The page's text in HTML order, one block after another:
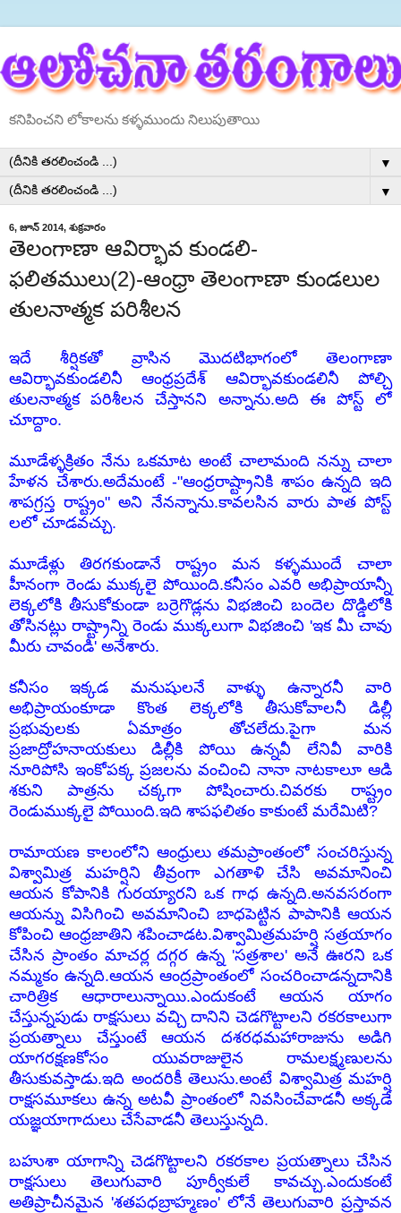
కనిపించని లోకాలను కళ్ళముందు నిలుపుతాయి
▼
▼
6, జూన్ 2014, శుక్రవారం
తెలంగాణా ఆవిర్భావ కుండలి-
ఫలితములు(2)-ఆంధ్రా తెలంగాణా కుండలుల
తులనాత్మక పరిశీలన
ఇదే శీర్షికతో వ్రాసిన మొదటిభాగంలో తెలంగాణా
ఆవిర్భావకుండలినీ ఆంధ్రప్రదేశ్ ఆవిర్భావకుండలినీ పోల్చి
తులనాత్మక పరిశీలన చేస్తానని అన్నాను.అది ఈ పోస్ట్ లో
చూద్దాం.
మూడేళ్ళక్రితం నేను ఒకమాట అంటే చాలామంది నన్ను చాలా
హేళన చేశారు.అదేమంటే -"ఆంధ్రరాష్ట్రానికి శాపం ఉన్నది ఇది
శాపగ్రస్త రాష్ట్రం" అని నేనన్నాను.కావలసిన వారు పాత పోస్ట్
లలో చూడవచ్చు.
మూడేళ్లు తిరగకుండానే రాష్ట్రం మన కళ్ళముందే చాలా
హీనంగా రెండు ముక్కలై పోయింది.కనీసం ఎవరి అభిప్రాయాన్నీ
లెక్కలోకి తీసుకోకుండా బర్రెగొడ్లను విభజించి బందెల దొడ్డిలోకి
తోసినట్లు రాష్ట్రాన్ని రెండు ముక్కలుగా విభజించి 'ఇక మీ చావు
మీరు చావండి' అనేశారు.
కనీసం ఇక్కడ మనుషులనే వాళ్ళు ఉన్నారనీ వారి
అభిప్రాయంకూడా కొంత లెక్కలోకి తీసుకోవాలనీ డిల్లీ
ప్రభువులకు ఏమాత్రం తోచలేదు.పైగా మన
ప్రజాద్రోహనాయకులు డిల్లీకి పోయి ఉన్నవీ లేనివీ వారికి
నూరిపోసి ఇంకోపక్క ప్రజలను వంచించి నానా నాటకాలూ ఆడి
శకుని పాత్రను చక్కగా పోషించారు.చివరకు రాష్ట్రం
రెండుముక్కలై పోయింది.ఇది శాపఫలితం కాకుంటే మరేమిటి?
రామాయణ కాలంలోని ఆంధ్రులు తమప్రాంతంలో సంచరిస్తున్న
విశ్వామిత్ర మహర్షిని తీవ్రంగా ఎగతాళి చేసి అవమానించి
ఆయన కోపానికి గురయ్యారని ఒక గాధ ఉన్నది.అనవసరంగా
ఆయన్ను విసిగించి అవమానించి బాధపెట్టిన పాపానికి ఆయన
కోపించి ఆంధ్రజాతిని శపించాడట.విశ్వామిత్రమహర్షి సత్రయాగం
చేసిన ప్రాంతం మాచర్ల దగ్గర ఉన్న 'సత్రశాల' అనే ఊరని ఒక
నమ్మకం ఉన్నది.ఆయన ఆంద్రప్రాంతంలో సంచరించాడన్నదానికి
చారిత్రిక ఆధారాలున్నాయి.ఎందుకంటే ఆయన యాగం
చేస్తున్నపుడు రాక్షసులు వచ్చి దానిని చెడగొట్టాలని రకరకాలుగా
ప్రయత్నాలు చేస్తుంటే ఆయన దశరధమహారాజును అడిగి
యాగరక్షణకోసం యువరాజులైన రామలక్ష్మణులను
తీసుకువస్తాడు.ఇది అందరికీ తెలుసు.అంటే విశ్వామిత్ర మహర్షి
రాక్షసమూకలు ఉన్న అటవీ ప్రాంతంలో నివసించేవాడనీ అక్కడే
యజ్ఞయాగాదులు చేసేవాడనీ తెలుస్తున్నది.
బహుశా యాగాన్ని చెడగొట్టాలని రకరకాల ప్రయత్నాలు చేసిన
రాక్షసులు తెలుగువారి పూర్వీకులే కావచ్చు.ఎందుకంటే
అతిప్రాచీనమైన 'శతపధబ్రాహ్మణం' లోనే తెలుగువారి ప్రస్తావన